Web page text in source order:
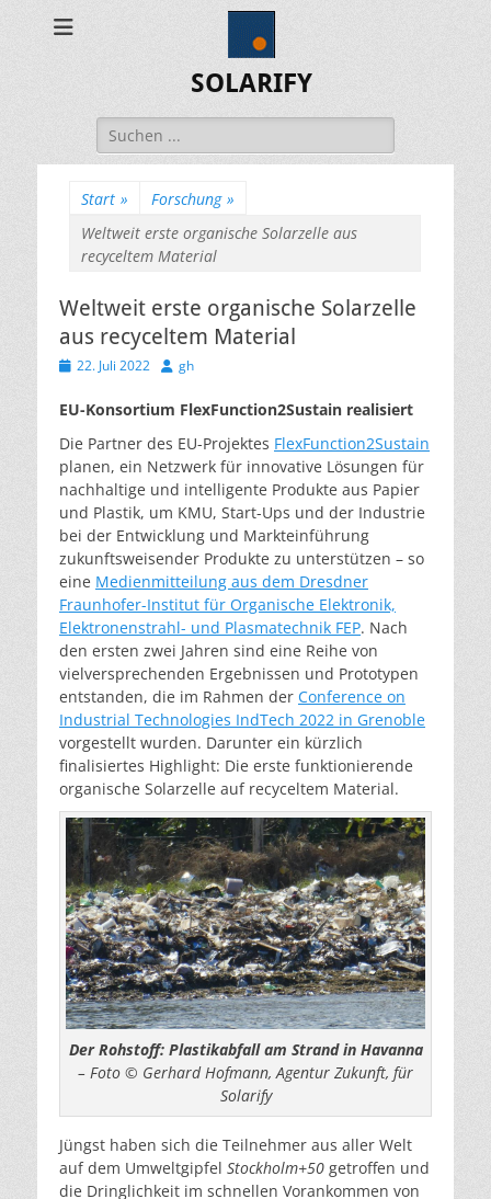
SOLARIFY
Suchen
nach:
Start » Forschung »
Weltweit erste organische Solarzelle aus
recyceltem Material
Weltweit erste organische Solarzelle
aus recyceltem Material
Veröffentlicht
22. Juli 2022 Autor
gh
EU-Konsortium FlexFunction2Sustain realisiert
Die Partner des EU-Projektes FlexFunction2Sustain
planen, ein Netzwerk für innovative Lösungen für
nachhaltige und intelligente Produkte aus Papier
und Plastik, um KMU, Start-Ups und der Industrie
bei der Entwicklung und Markteinführung
zukunftsweisender Produkte zu unterstützen – so
eine Medienmitteilung aus dem Dresdner
Fraunhofer-Institut für Organische Elektronik,
Elektronenstrahl- und Plasmatechnik FEP. Nach
den ersten zwei Jahren sind eine Reihe von
vielversprechenden Ergebnissen und Prototypen
entstanden, die im Rahmen der Conference on
Industrial Technologies IndTech 2022 in Grenoble
vorgestellt wurden. Darunter ein kürzlich
finalisiertes Highlight: Die erste funktionierende
organische Solarzelle auf recyceltem Material.
Der Rohstoff: Plastikabfall am Strand in Havanna
– Foto © Gerhard Hofmann, Agentur Zukunft, für
Solarify
Jüngst haben sich die Teilnehmer aus aller Welt
auf dem Umweltgipfel Stockholm+50 getroffen und
die Dringlichkeit im schnellen Vorankommen von